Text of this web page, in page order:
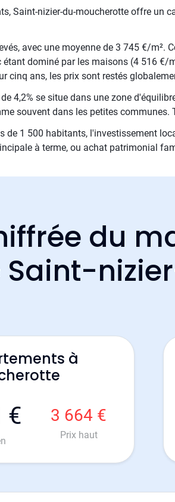
Saint-nizier-du-moucherotte offre un
avec une moyenne de 3 745 €/m².
dominé par les maisons (4 516 €/
cinq ans, les prix sont restés
4,2% se situe dans une zone
souvent dans les petites communes.
de 1 500 habitants, l'investissement
à terme, ou achat patrimonial
du
Saint-
à
€ 3 664 €
Prix haut